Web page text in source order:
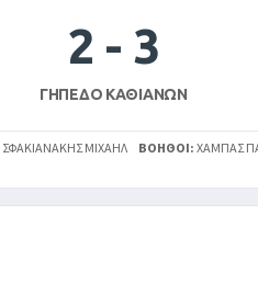
2 - 3
ΓΉΠΕΔΟ ΚΑΘΙΑΝΏΝ
ΣΦΑΚΙΑΝΑΚΗΣ ΜΙΧΑΗΛ ΒΟΗΘΟΊ: ΧΆΜΠΑΣ